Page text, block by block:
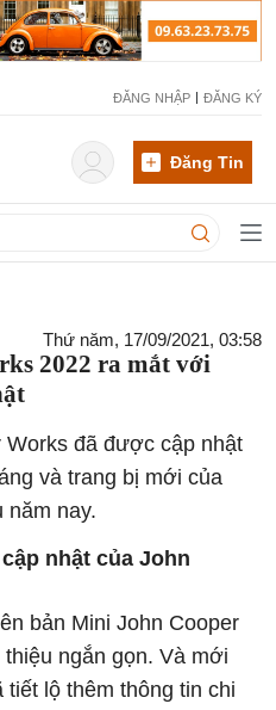
ĐĂNG NHẬP ĐĂNG KÝ
Đăng Tin
Thứ năm, 17/09/2021, 03:58
2022 ra mắt với
Works đã được cập nhật
và trang bị mới của
năm nay.
nhật của John
bản Mini John Cooper
ngắn gọn. Và mới
tiết lộ thêm thông tin chi